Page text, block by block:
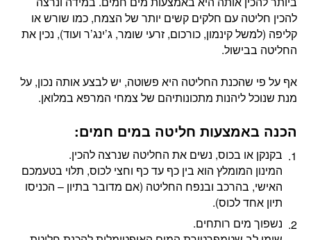
להכין חליטה עם חלקים קשים יותר של הצמח, כמו שורש או
קליפה (למשל קינמון, כורכום, זרעי שומר, ג’ינג’ר ועוד), נכין את
החליטה בבישול.
אף על פי שהכנת החליטה היא פשוטה, יש לבצע אותה נכון, על
מנת שנוכל ליהנות מתכונותיהם של צמחי המרפא במלואן.
הכנה באמצעות חליטה במים חמים:
בקנקן או בכוס, נשים את החליטה שנרצה להכין.
המינון המומלץ הוא בין כף עד כף וחצי לכוס, תלוי בטעמכם
האישי, בהרכב ובנפח החליטה (אם מדובר בתיון – הכניסו
תיון אחד לכוס).
נשפוך מים רותחים.